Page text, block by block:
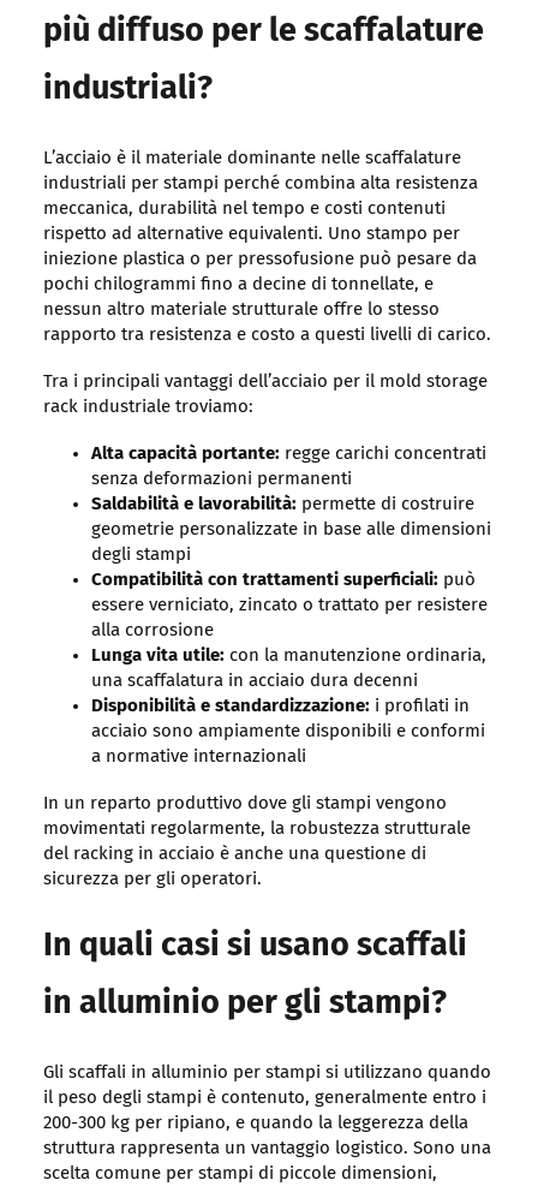
più diffuso per le scaffalature
industriali?
L’acciaio è il materiale dominante nelle scaffalature
industriali per stampi perché combina alta resistenza
meccanica, durabilità nel tempo e costi contenuti
rispetto ad alternative equivalenti. Uno stampo per
iniezione plastica o per pressofusione può pesare da
pochi chilogrammi fino a decine di tonnellate, e
nessun altro materiale strutturale offre lo stesso
rapporto tra resistenza e costo a questi livelli di carico.
Tra i principali vantaggi dell’acciaio per il mold storage
rack industriale troviamo:
Alta capacità portante:regge carichi concentrati
senza deformazioni permanenti
Saldabilità e lavorabilità:permette di costruire
geometrie personalizzate in base alle dimensioni
degli stampi
Compatibilità con trattamenti superficiali:può
essere verniciato, zincato o trattato per resistere
alla corrosione
Lunga vita utile:con la manutenzione ordinaria,
una scaffalatura in acciaio dura decenni
Disponibilità e standardizzazione:i profilati in
acciaio sono ampiamente disponibili e conformi
a normative internazionali
In un reparto produttivo dove gli stampi vengono
movimentati regolarmente, la robustezza strutturale
del racking in acciaio è anche una questione di
sicurezza per gli operatori.
In quali casi si usano scaffali
in alluminio per gli stampi?
Gli scaffali in alluminio per stampi si utilizzano quando
il peso degli stampi è contenuto, generalmente entro i
200-300 kg per ripiano, e quando la leggerezza della
struttura rappresenta un vantaggio logistico. Sono una
scelta comune per stampi di piccole dimensioni,